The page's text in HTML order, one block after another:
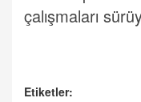
çalışmaları
Etiketler: